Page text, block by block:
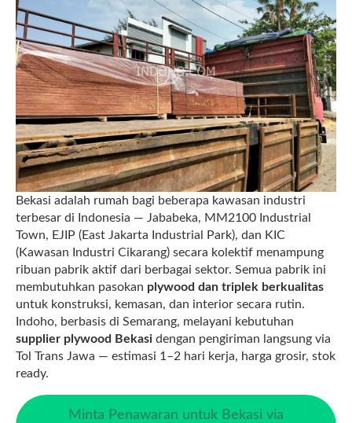
Bekasi adalah rumah bagi beberapa kawasan industri
terbesar di Indonesia — Jababeka, MM2100 Industrial
Town, EJIP (East Jakarta Industrial Park), dan KIC
(Kawasan Industri Cikarang) secara kolektif menampung
ribuan pabrik aktif dari berbagai sektor. Semua pabrik ini
membutuhkan pasokan plywood dan triplek berkualitas
untuk konstruksi, kemasan, dan interior secara rutin.
Indoho, berbasis di Semarang, melayani kebutuhan
supplier plywood Bekasi dengan pengiriman langsung via
Tol Trans Jawa — estimasi 1–2 hari kerja, harga grosir, stok
ready.
Minta Penawaran untuk Bekasi via